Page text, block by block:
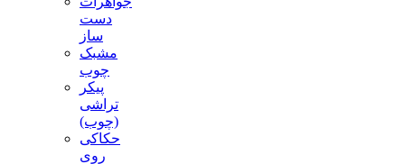
دست
ساز
مشبک
چوب
پیکر
تراشی
(چوب)
حکاکی
روی